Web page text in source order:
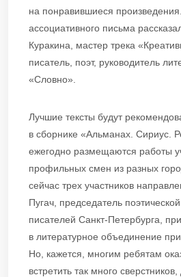
на понравившиеся
ассоциативного письма
Куракина, мастер трека
писатель, поэт, руководитель
«Словно».
Лучшие тексты будут
в сборнике «Альманах. Сириус.
ежегодно размещаются работы
профильных смен из разных
сейчас трех участников
Пугач, председатель
писателей Санкт‑Петербурга,
в литературное объединение
Но, кажется, многим ребятам
встретить так много